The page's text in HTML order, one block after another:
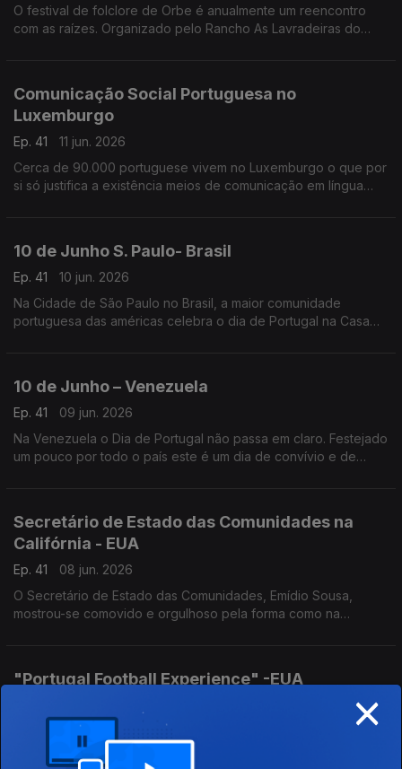
O festival de folclore de Orbe é anualmente um reencontro
com as raízes. Organizado pelo Rancho As Lavradeiras do
Comunicação Social Portuguesa no
Luxemburgo
Ep. 41
11 jun. 2026
Cerca de 90.000 portuguese vivem no Luxemburgo o que por
si só justifica a existência meios de comunicação em língua
10 de Junho S. Paulo- Brasil
Ep. 41
10 jun. 2026
Na Cidade de São Paulo no Brasil, a maior comunidade
portuguesa das américas celebra o dia de Portugal na Casa
10 de Junho – Venezuela
Ep. 41
09 jun. 2026
Na Venezuela o Dia de Portugal não passa em claro. Festejado
um pouco por todo o país este é um dia de convívio e de
Secretário de Estado das Comunidades na
Califórnia - EUA
Ep. 41
08 jun. 2026
O Secretário de Estado das Comunidades, Emídio Sousa,
mostrou-se comovido e orgulhoso pela forma como na
"Portugal Football Experience" -EUA
O “Portugal Football Experience" em Providence é uma
experiência interativa para celebrar o desempenho da
×